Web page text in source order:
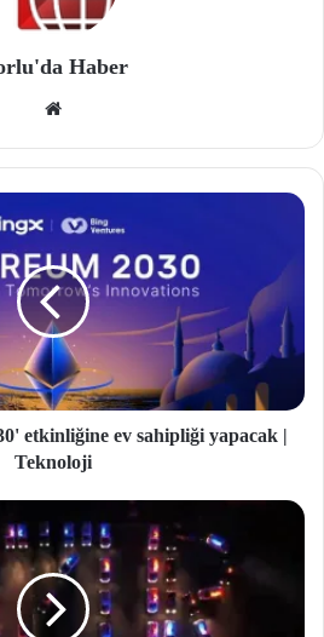
Haber
site
si
etkinliğine ev sahipliği yapacak |
Teknoloji